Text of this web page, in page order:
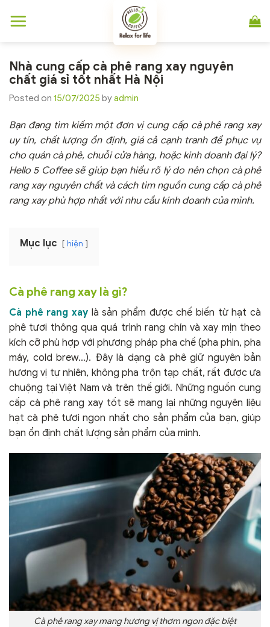
đến
Nhà cung cấp cà phê rang xay nguyên
chất giá sỉ tốt nhất Hà Nội
Posted on 15/07/2025 byadmin
Bạn đang tìm kiếm một đơn vị cung cấp cà phê rang xay
uy tín, chất lượng ổn định, giá cả cạnh tranh để phục vụ
cho quán cà phê, chuỗi cửa hàng, hoặc kinh doanh đại lý?
Hello 5 Coffee sẽ giúp bạn hiểu rõ lý do nên chọn cà phê
rang xay nguyên chất và cách tìm nguồn cung cấp cà phê
rang xay phù hợp nhất với nhu cầu kinh doanh của mình.
Mục lục hiện
Cà phê rang xay là gì?
Cà phê rang xay là sản phẩm được chế biến từ hạt cà
phê tươi thông qua quá trình rang chín và xay mịn theo
kích cỡ phù hợp với phương pháp pha chế (pha phin, pha
máy, cold brew…). Đây là dạng cà phê giữ nguyên bản
hương vị tự nhiên, không pha trộn tạp chất, rất được ưa
chuộng tại Việt Nam và trên thế giới. Những nguồn cung
cấp cà phê rang xay tốt sẽ mang lại những nguyên liệu
hạt cà phê tươi ngon nhất cho sản phẩm của bạn, giúp
bạn ổn định chất lượng sản phẩm của mình.
Cà phê rang xay mang hương vị thơm ngon đặc biệt